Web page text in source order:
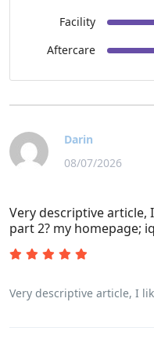
Facility
Aftercare
Darin
08/07/2026
Very descriptive article,
part 2? my homepage;
Very descriptive article, I